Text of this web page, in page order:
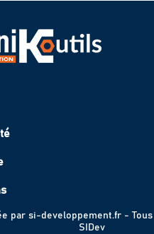
par si-developpement.fr -
SIDev